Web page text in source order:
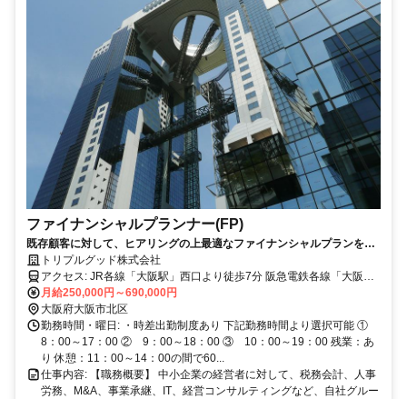
ファイナンシャルプランナー(FP)
既存顧客に対して、ヒアリングの上最適なファイナンシャルプランをご
提案いただく職種です。
トリプルグッド株式会社
アクセス: JR各線「大阪駅」西口より徒歩7分 阪急電鉄各線「大阪梅
田駅」より徒歩9分 大阪メトロ各線「梅田駅」より徒歩9分 阪神電鉄
各線「大阪梅田駅」より徒歩13分
月給250,000円～690,000円
大阪府大阪市北区
勤務時間・曜日: ・時差出勤制度あり 下記勤務時間より選択可能 ①
8：00～17：00 ② 9：00～18：00 ③ 10：00～19：00 残業：あ
り 休憩：11：00～14：00の間で60...
仕事内容: 【職務概要】 中小企業の経営者に対して、税務会計、人事
労務、M&A、事業承継、IT、経営コンサルティングなど、自社グルー